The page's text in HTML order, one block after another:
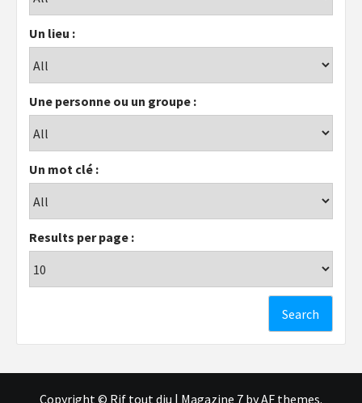
Un lieu :
Une personne ou un groupe :
Un mot clé :
Results per page :
Copyright © Rif tout dju | Magazine 7 by AF themes.